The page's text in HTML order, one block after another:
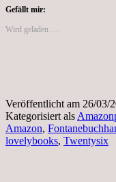
Gefällt mir:
Wird geladen …
Veröffentlicht am 26/03/
Kategorisiert als
Amazon,
lovelybooks, Twentysix